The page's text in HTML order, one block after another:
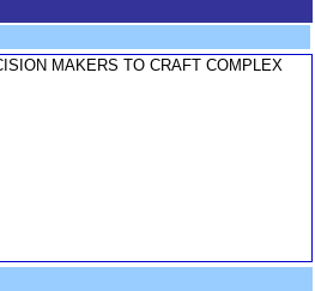
MAKERS TO CRAFT COMPLEX